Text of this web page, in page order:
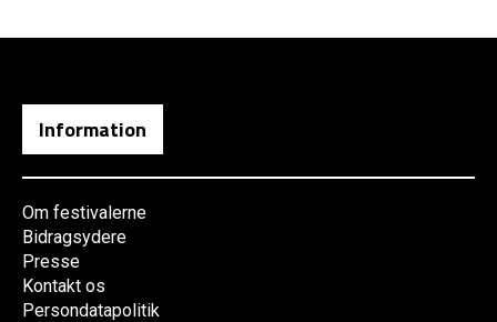
Information
Om festivalerne
Bidragsydere
Presse
Kontakt os
Persondatapolitik